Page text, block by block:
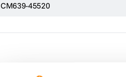
CM639-45520